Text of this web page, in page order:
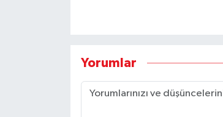
Yorumlar